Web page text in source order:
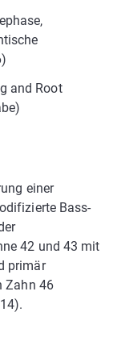
and Root
einer
Bass­
42 und 43 mit
primär
Zahn 46